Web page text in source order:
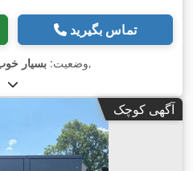
تماس بگیرید
وضعیت: بسیار ,
آگهی کوچک